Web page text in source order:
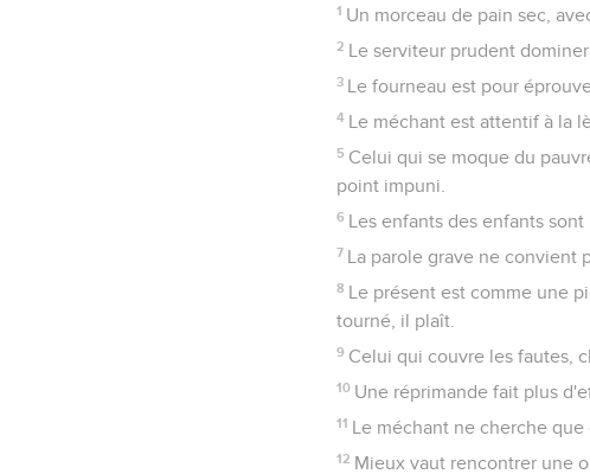
1 Un morceau de pain sec,
2 Le serviteur prudent
3 Le fourneau est pour
4 Le méchant est attentif à la
5 Celui qui se moque du
point impuni.
6 Les enfants des enfants
7 La parole grave ne convient
8 Le présent est comme une
tourné, il plaît.
9 Celui qui couvre les fautes,
10 Une réprimande fait plus
11 Le méchant ne cherche que
12 Mieux vaut rencontrer une